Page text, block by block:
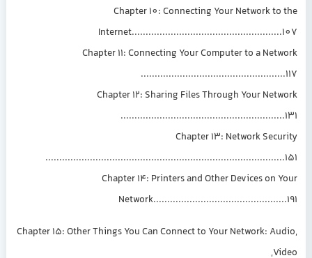
Chapter 10: Connecting Your
Chapter 11: Connecting Your Computer
Chapter 12: Sharing Files Through
Chapter 13:
Chapter 14: Printers and Other
Chapter 15: Other Things You Can Connect to Your